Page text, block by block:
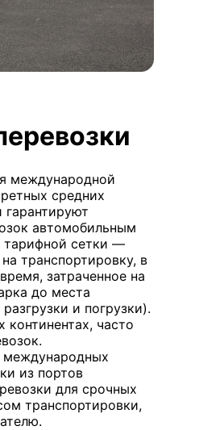
международной
средних
гарантируют
автомобильным
тарифной сетки —
транспортировку, в
затраченное на
до места
и погрузки).
континентах, часто
международных
из портов
для срочных
транспортировки,